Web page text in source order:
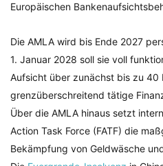
Europäischen
Die AMLA wird bis Ende 2027
1. Januar 2028 soll sie voll
Aufsicht über zunächst bis zu 40
grenzüberschreitend tätige
Über die AMLA hinaus setzt
Action Task Force (FATF) die
Bekämpfung von Geldwäsche